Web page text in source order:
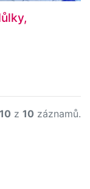
z 10 záznamů.